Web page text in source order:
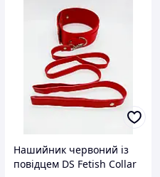
Нашийник червоний із
повідцем DS Fetish Collar